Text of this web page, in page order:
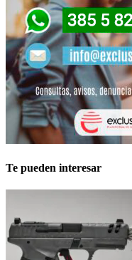
Te pueden interesar